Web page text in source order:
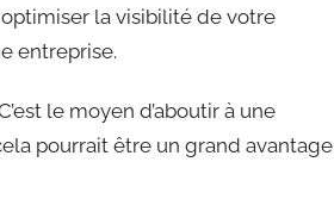
la visibilité de votre
entreprise.
le moyen d’aboutir à une
pourrait être un grand avantage